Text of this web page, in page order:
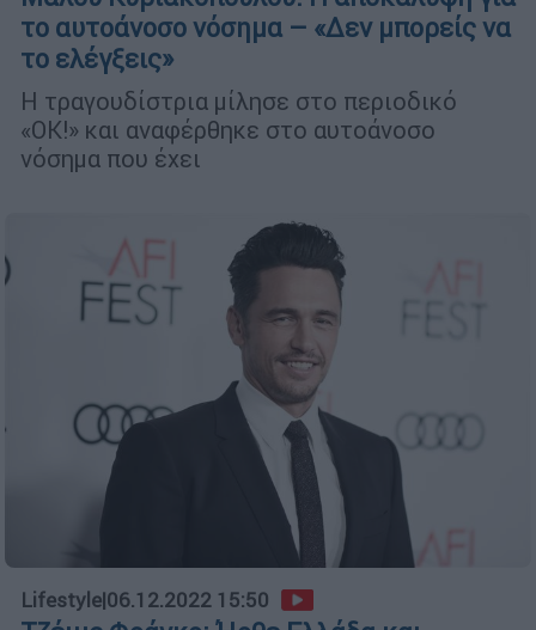
το αυτοάνοσο νόσημα – «Δεν μπορείς να
το ελέγξεις»
Η τραγουδίστρια μίλησε στο περιοδικό
«OΚ!» και αναφέρθηκε στο αυτοάνοσο
νόσημα που έχει
Lifestyle|06.12.2022 15:50